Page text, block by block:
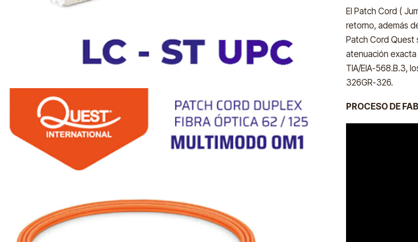
El Patch Cord (
retorno, además
Patch Cord Quest
atenuación
TIA/EIA-568.B.3,
326GR-326.
PROCESO DE